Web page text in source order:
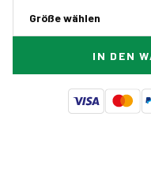
Größe wählen
IN DEN